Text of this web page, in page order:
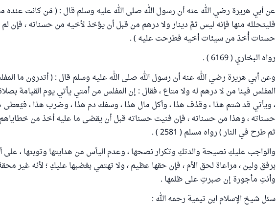
عن أبي هريرة رضي الله عنه أن رسول الله صلى الله عليه وسلم قال : ( مَن كانت عنده
فليتحلله منها فإنه ليس ثمَّ دينار ولا درهم من قبل أن يؤخذ لأخيه من حسناته ، فإن
حسنات أُخذ من سيئات أخيه فطرحت عليه ) .
رواه البخاري ( 6169 ) .
وعن أبي هريرة رضي الله عنه أن رسول الله صلى الله عليه وسلم قال : ( أتدرون ما
المفلس فينا من لا درهم له ولا متاع ، فقال : إن المفلس من أمتي يأتي يوم القيامة
، ويأتي قد شتم هذا ، وقذف هذا ، وأكل مال هذا ، وسفك دم هذا ، وضرب هذا ، فيُعطى
حسناته ، وهذا من حسناته ، فإن فنيت حسناته قبل أن يقضى ما عليه أخذ من
ثم طرح في النار ) رواه مسلم ( 2581 ) .
والواجب عليكِ نصيحة والدتكِ وتكرار نصحها ، وعدم اليأس من هدايتها وتوبتها ،
برفق ولين ، مراعاة لحق الأم ، فإن حقها عظيم ، ولا تهتمي بغضبها عليكِ ؛ لأنه غير
وأنتِ مأجورة إن صبرتِ على ظلمها .
سئل شيخ الإسلام ابن تيمية رحمه الله :